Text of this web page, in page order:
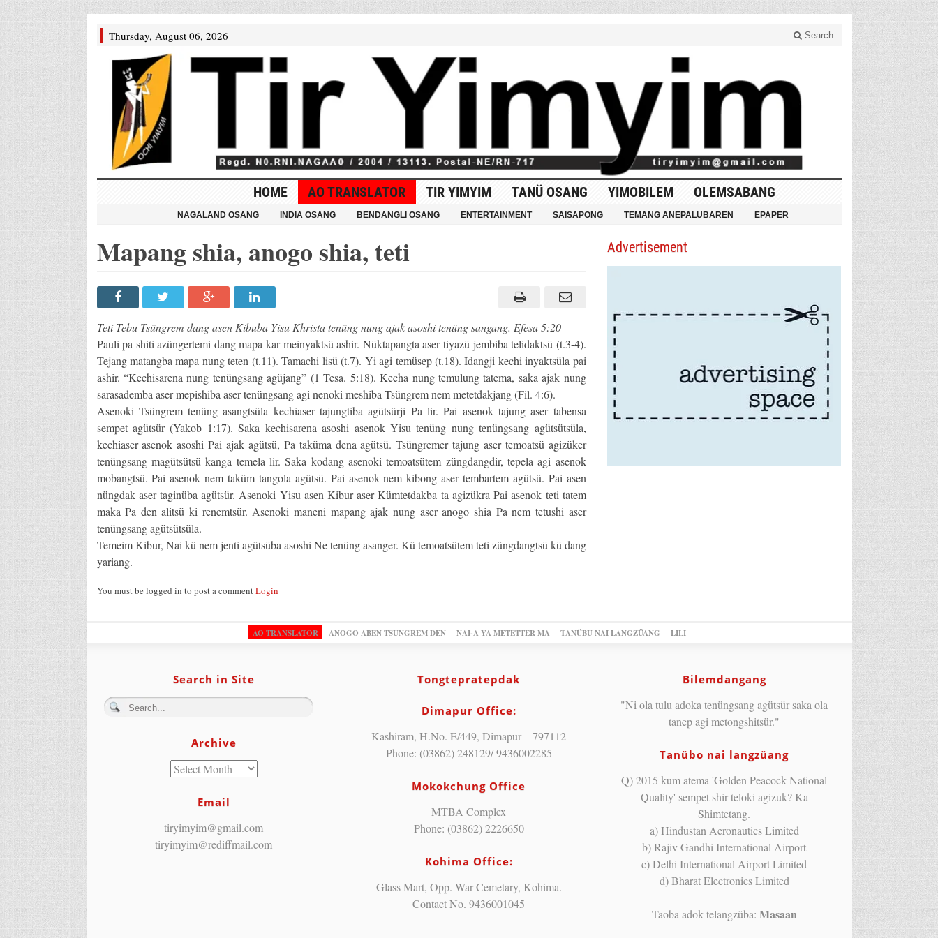
Thursday, August 06, 2026 Search
HOME AO TRANSLATOR TIR YIMYIM TANÜ OSANG YIMOBILEM OLEMSABANG
NAGALAND OSANG INDIA OSANG BENDANGLI OSANG ENTERTAINMENT SAISAPONG TEMANG ANEPALUBAREN EPAPER
Mapang shia, anogo shia, teti
Teti Tebu Tsüngrem dang asen Kibuba Yisu Khrista tenüng nung ajak asoshi tenüng sangang. Efesa 5:20
Pauli pa shiti azüngertemi dang mapa kar meinyaktsü ashir. Nüktapangta aser tiyazü jembiba telidaktsü (t.3-4).
Tejang matangba mapa nung teten (t.11). Tamachi lisü (t.7). Yi agi temüsep (t.18). Idangji kechi inyaktsüla pai
ashir. “Kechisarena nung tenüngsang agüjang” (1 Tesa. 5:18). Kecha nung temulung tatema, saka ajak nung
sarasademba aser mepishiba aser tenüngsang agi nenoki meshiba Tsüngrem nem metetdakjang (Fil. 4:6).
Asenoki Tsüngrem tenüng asangtsüla kechiaser tajungtiba agütsürji Pa lir. Pai asenok tajung aser tabensa
sempet agütsür (Yakob 1:17). Saka kechisarena asoshi asenok Yisu tenüng nung tenüngsang agütsütsüla,
kechiaser asenok asoshi Pai ajak agütsü, Pa taküma dena agütsü. Tsüngremer tajung aser temoatsü agizüker
tenüngsang magütsütsü kanga temela lir. Saka kodang asenoki temoatsütem züngdangdir, tepela agi asenok
mobangtsü. Pai asenok nem taküm tangola agütsü. Pai asenok nem kibong aser tembartem agütsü. Pai asen
nüngdak aser taginüba agütsür. Asenoki Yisu asen Kibur aser Kümtetdakba ta agizükra Pai asenok teti tatem
maka Pa den alitsü ki renemtsür. Asenoki maneni mapang ajak nung aser anogo shia Pa nem tetushi aser
tenüngsang agütsütsüla.
Temeim Kibur, Nai kü nem jenti agütsüba asoshi Ne tenüng asanger. Kü temoatsütem teti züngdangtsü kü dang
yariang.
You must be logged in to post a commentLogin
Advertisement
AO TRANSLATOR ANOGO ABEN TSUNGREM DEN NAI-A YA METETTER MA TANÜBU NAI LANGZÜANG LILI
Search in Site
Archive
Email
tiryimyim@gmail.com
tiryimyim@rediffmail.com
Tongtepratepdak
Dimapur Office:
Kashiram, H.No. E/449, Dimapur – 797112
Phone: (03862) 248129/ 9436002285
Mokokchung Office
MTBA Complex
Phone: (03862) 2226650
Kohima Office:
Glass Mart, Opp. War Cemetary, Kohima.
Contact No. 9436001045
Bilemdangang
"Ni ola tulu adoka tenüngsang agütsür saka ola
tanep agi metongshitsür."
Tanübo nai langzüang
Q) 2015 kum atema 'Golden Peacock National
Quality' sempet shir teloki agizuk? Ka
Shimtetang.
a) Hindustan Aeronautics Limited
b) Rajiv Gandhi International Airport
c) Delhi International Airport Limited
d) Bharat Electronics Limited
Taoba adok telangzüba: Masaan